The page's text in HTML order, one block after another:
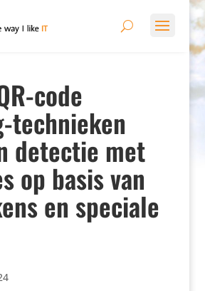
code
technieken
detectie met
op basis van
en speciale